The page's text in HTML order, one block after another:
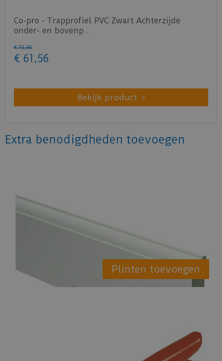
Co-pro - Trapprofiel PVC Zwart Achterzijde
onder- en bovenp…
€ 76,95
€ 61 ,56
Bekijk product
Extra benodigdheden toevoegen
Plinten toevoegen